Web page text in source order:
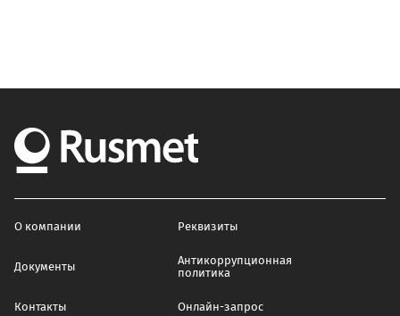
О компании Реквизиты
Документы
Антикоррупционная
политика
Контакты Онлайн-запрос